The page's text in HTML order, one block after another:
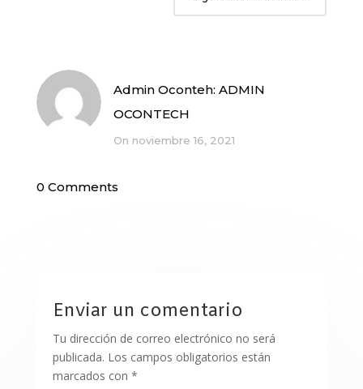
Admin Oconteh: ADMIN
OCONTECH
On noviembre 16, 2021
0 Comments
Enviar un comentario
Tu dirección de correo electrónico no será
publicada. Los campos obligatorios están
marcados con *